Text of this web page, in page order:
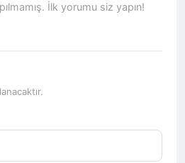
İlk yorumu siz yapın!